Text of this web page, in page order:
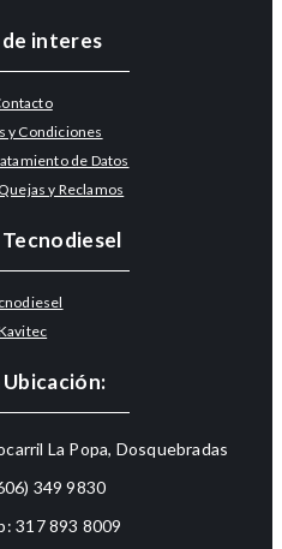
de interes
y Condiciones
de Datos
y Reclamos
Tecnodiesel
La Popa, Dosquebradas
349 9830
317 893 8009